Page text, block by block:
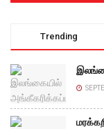
Trending